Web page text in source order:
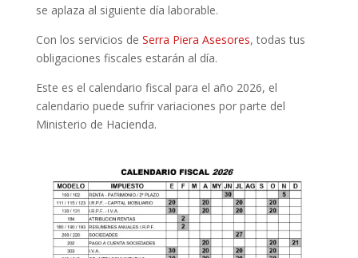
se aplaza al siguiente día laborable.
Con los servicios de Serra Piera Asesores, todas tus
obligaciones fiscales estarán al día.
Este es el calendario fiscal para el año 2026, el
calendario puede sufrir variaciones por parte del
Ministerio de Hacienda.